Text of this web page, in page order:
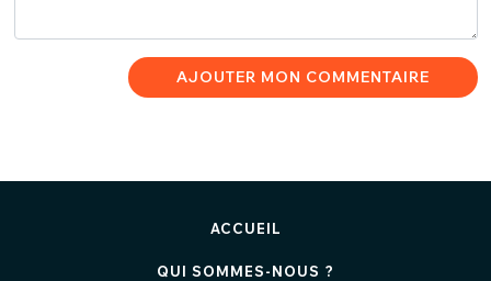
AJOUTER MON COMMENTAIRE
ACCUEIL
QUI SOMMES-NOUS ?